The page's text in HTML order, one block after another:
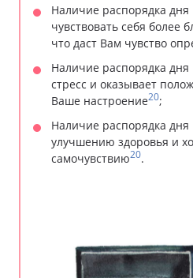
Наличие распорядка
чувствовать себя более
что даст Вам чувство
Наличие распорядка
стресс и оказывает
Ваше настроение20;
Наличие распорядка дня
улучшению здоровья и
самочувствию20.